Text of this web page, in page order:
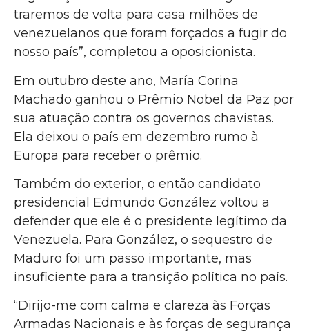
traremos de volta para casa milhões de
venezuelanos que foram forçados a fugir do
nosso país”, completou a oposicionista.
Em outubro deste ano, María Corina
Machado ganhou o Prêmio Nobel da Paz por
sua atuação contra os governos chavistas.
Ela deixou o país em dezembro rumo à
Europa para receber o prêmio.
Também do exterior, o então candidato
presidencial Edmundo González voltou a
defender que ele é o presidente legítimo da
Venezuela. Para González, o sequestro de
Maduro foi um passo importante, mas
insuficiente para a transição política no país.
“Dirijo-me com calma e clareza às Forças
Armadas Nacionais e às forças de segurança